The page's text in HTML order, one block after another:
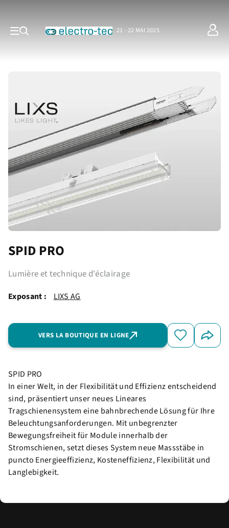
21 - 22 MAI 2025
SPID PRO
Lumière et technique d'éclairage
Exposant : LIXS AG
VERS LA BOUTIQUE EN LIGNE
SPID PRO
In einer Welt, in der Flexibilität und Effizienz entscheidend
sind, präsentiert unser neues Lineares
Tragschienensystem eine bahnbrechende Lösung für Ihre
Beleuchtungsanforderungen. Mit unbegrenzter
Bewegungsfreiheit für Module innerhalb der
Stromschienen, setzt dieses System neue Massstäbe in
puncto Energieeffizienz, Kosteneffizienz, Flexibilität und
Langlebigkeit.